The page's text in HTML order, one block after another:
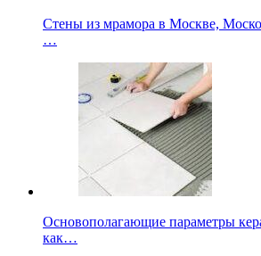
Стены из мрамора в Москве,
…
Основополагающие параметры
как…